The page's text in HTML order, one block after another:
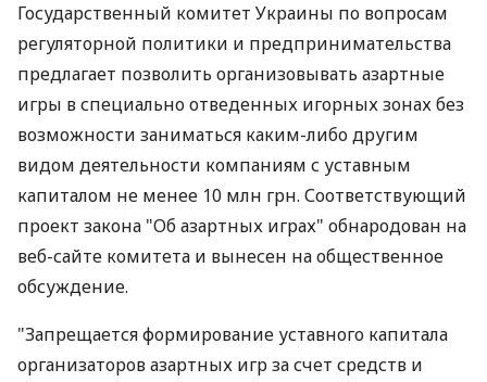
Государственный комитет Украины по вопросам
регуляторной политики и предпринимательства
предлагает позволить организовывать азартные
игры в специально отведенных игорных зонах без
возможности заниматься каким-либо другим
видом деятельности компаниям с уставным
капиталом не менее 10 млн грн. Соответствующий
проект закона "Об азартных играх" обнародован на
веб-сайте комитета и вынесен на общественное
обсуждение.
"Запрещается формирование уставного капитала
организаторов азартных игр за счет средств и